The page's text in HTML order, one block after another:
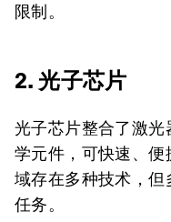
限制。
2. 光子芯片
光子芯片整合了激
学元件，可快速、
域存在多种技术，
任务。